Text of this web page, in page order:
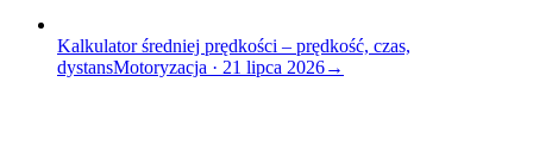
Kalkulator średniej prędkości – prędkość, czas,
dystansMotoryzacja · 21 lipca 2026→